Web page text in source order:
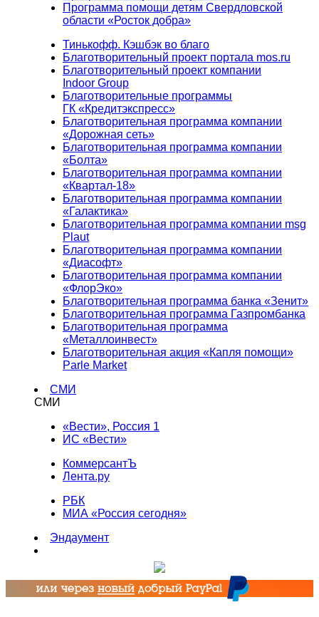
Программа помощи детям Свердловской
области «Росток добра»
Тинькофф. Кэшбэк во благо
Благотворительный проект портала mos.ru
Благотворительный проект компании
Indoor Group
Благотворительные программы
ГК «Кредитэкспресс»
Благотворительная программа компании
«Дорожная сеть»
Благотворительная программа компании
«Болта»
Благотворительная программа компании
«Квартал-18»
Благотворительная программа компании
«Галактика»
Благотворительная программа компании msg
Plaut
Благотворительная программа компании
«Диасофт»
Благотворительная программа компании
«ФлорЭко»
Благотворительная программа банка «Зенит»
Благотворительная программа Газпромбанка
Благотворительная программа
«Металлоинвест»
Благотворительная акция «Капля помощи»
Parle Market
СМИ
СМИ
«Вести», Россия 1
ИС «Вести»
КоммерсантЪ
Лента.ру
РБК
МИА «Россия сегодня»
Эндаумент